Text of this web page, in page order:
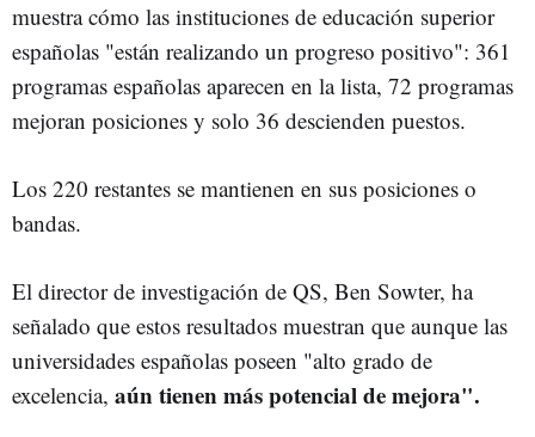
muestra cómo las instituciones de educación superior
españolas "están realizando un progreso positivo": 361
programas españolas aparecen en la lista, 72 programas
mejoran posiciones y solo 36 descienden puestos.
Los 220 restantes se mantienen en sus posiciones o
bandas.
El director de investigación de QS, Ben Sowter, ha
señalado que estos resultados muestran que aunque las
universidades españolas poseen "alto grado de
excelencia, aún tienen más potencial de mejora".